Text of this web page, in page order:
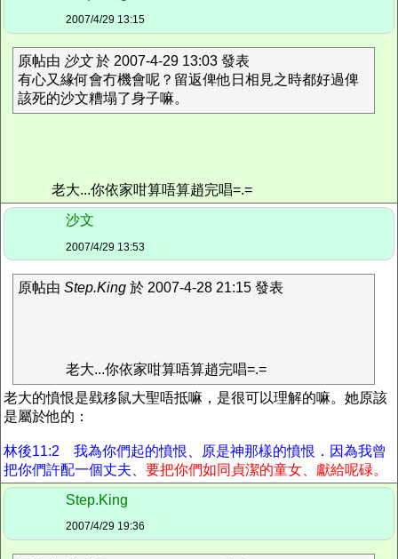
2007/4/29 13:15
原帖由 沙文於 2007-4-29 13:03 發表
有心又緣何會冇機會呢？留返俾他日相見之時都好過俾
該死的沙文糟塌了身子嘛。
老大...你依家咁算唔算趙完唱=.=
沙文
2007/4/29 13:53
原帖由 Step.King 於 2007-4-28 21:15 發表
老大...你依家咁算唔算趙完唱=.=
老大的憤恨是戥移鼠大聖唔抵嘛，是很可以理解的嘛。她原該
是屬於他的：
林後11:2 我為你們起的憤恨、原是神那樣的憤恨．因為我曾
把你們許配一個丈夫、 要把你們如同貞潔的童女、獻給呢碌。
Step.King
2007/4/29 19:36